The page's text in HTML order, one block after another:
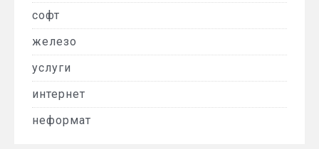
софт
железо
услуги
интернет
неформат